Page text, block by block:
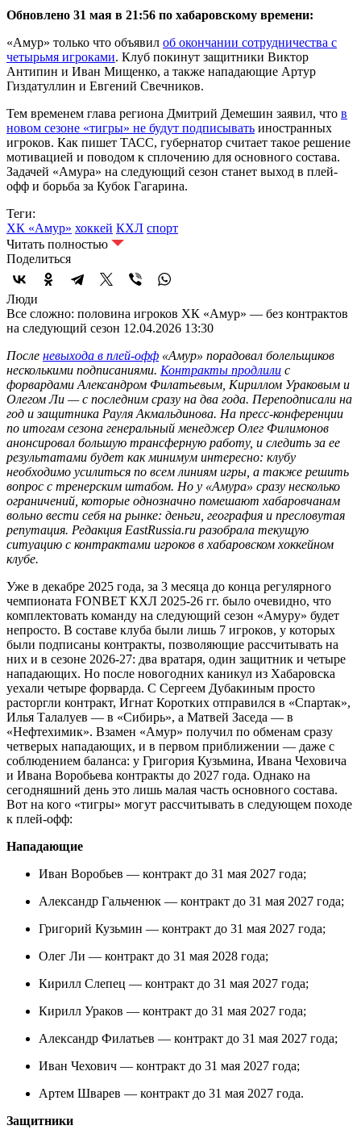
Обновлено 31 мая в 21:56 по хабаровскому времени:
«Амур» только что объявил об окончании сотрудничества с
четырьмя игроками. Клуб покинут защитники Виктор
Антипин и Иван Мищенко, а также нападающие Артур
Гиздатуллин и Евгений Свечников.
Тем временем глава региона Дмитрий Демешин заявил, что в
новом сезоне «тигры» не будут подписывать иностранных
игроков. Как пишет ТАСС, губернатор считает такое решение
мотивацией и поводом к сплочению для основного состава.
Задачей «Амура» на следующий сезон станет выход в плей-
офф и борьба за Кубок Гагарина.
Теги:
ХК «Амур» хоккей КХЛ спорт
Читать полностью
Поделиться
Люди
Все сложно: половина игроков ХК «Амур» — без контрактов
на следующий сезон 12.04.2026 13:30
После невыхода в плей-офф «Амур» порадовал болельщиков
несколькими подписаниями. Контракты продлили с
форвардами Александром Филатьевым, Кириллом Ураковым и
Олегом Ли — с последним сразу на два года. Переподписали на
год и защитника Рауля Акмальдинова. На пресс-конференции
по итогам сезона генеральный менеджер Олег Филимонов
анонсировал большую трансферную работу, и следить за ее
результатами будет как минимум интересно: клубу
необходимо усилиться по всем линиям игры, а также решить
вопрос с тренерским штабом. Но у «Амура» сразу несколько
ограничений, которые однозначно помешают хабаровчанам
вольно вести себя на рынке: деньги, география и пресловутая
репутация. Редакция EastRussia.ru разобрала текущую
ситуацию с контрактами игроков в хабаровском хоккейном
клубе.
Уже в декабре 2025 года, за 3 месяца до конца регулярного
чемпионата FONBET КХЛ 2025-26 гг. было очевидно, что
комплектовать команду на следующий сезон «Амуру» будет
непросто. В составе клуба были лишь 7 игроков, у которых
были подписаны контракты, позволяющие рассчитывать на
них и в сезоне 2026-27: два вратаря, один защитник и четыре
нападающих. Но после новогодних каникул из Хабаровска
уехали четыре форварда. С Сергеем Дубакиным просто
расторгли контракт, Игнат Коротких отправился в «Спартак»,
Илья Талалуев — в «Сибирь», а Матвей Заседа — в
«Нефтехимик». Взамен «Амур» получил по обменам сразу
четверых нападающих, и в первом приближении — даже с
соблюдением баланса: у Григория Кузьмина, Ивана Чеховича
и Ивана Воробьева контракты до 2027 года. Однако на
сегодняшний день это лишь малая часть основного состава.
Вот на кого «тигры» могут рассчитывать в следующем походе
к плей-офф:
Нападающие
Иван Воробьев — контракт до 31 мая 2027 года;
Александр Гальченюк — контракт до 31 мая 2027 года;
Григорий Кузьмин — контракт до 31 мая 2027 года;
Олег Ли — контракт до 31 мая 2028 года;
Кирилл Слепец — контракт до 31 мая 2027 года;
Кирилл Ураков — контракт до 31 мая 2027 года;
Александр Филатьев — контракт до 31 мая 2027 года;
Иван Чехович — контракт до 31 мая 2027 года;
Артем Шварев — контракт до 31 мая 2027 года.
Защитники